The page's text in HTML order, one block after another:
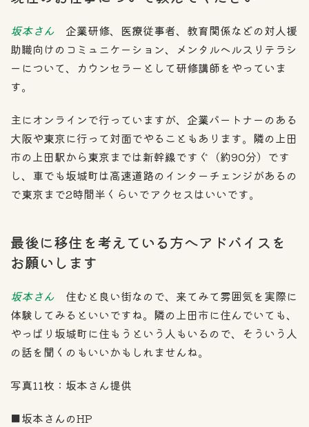
坂本さん 企業研修、医療従事者、教育関係などの対人援
助職向けのコミュニケーション、メンタルヘルスリテラシ
ーについて、カウンセラーとして研修講師をやっていま
す。
主にオンラインで行っていますが、企業パートナーのある
大阪や東京に行って対面でやることもあります。隣の上田
市の上田駅から東京までは新幹線ですぐ（約90分）です
し、車でも坂城町は高速道路のインターチェンジがあるの
で東京まで2時間半くらいでアクセスはいいです。
最後に移住を考えている方へアドバイスを
お願いします
坂本さん 住むと良い街なので、来てみて雰囲気を実際に
体験してみるといいですね。隣の上田市に住んでいても、
やっぱり坂城町に住もうという人もいるので、そういう人
の話を聞くのもいいかもしれませんね。
写真11枚：坂本さん提供
■坂本さんのHP